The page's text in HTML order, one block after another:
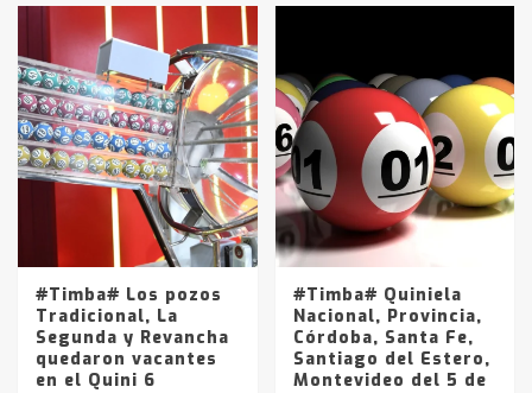
#Timba# Los pozos
Tradicional, La
Segunda y Revancha
quedaron vacantes
en el Quini 6
#Timba# Quiniela
Nacional, Provincia,
Córdoba, Santa Fe,
Santiago del Estero,
Montevideo del 5 de